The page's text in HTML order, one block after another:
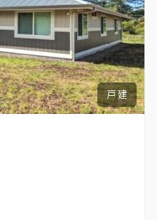
戸建